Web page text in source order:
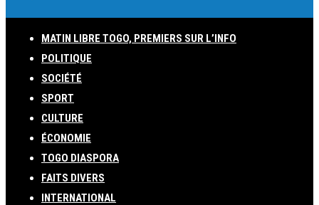
MATIN LIBRE TOGO, PREMIERS SUR L’INFO
POLITIQUE
SOCIÉTÉ
SPORT
CULTURE
ÉCONOMIE
TOGO DIASPORA
FAITS DIVERS
INTERNATIONAL